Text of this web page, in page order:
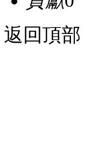
返回頂部